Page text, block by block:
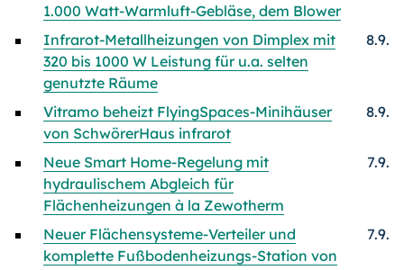
1.000 Watt-Warmluft-Gebläse, dem Blower
Infrarot-Metallheizungen von Dimplex mit
320 bis 1000 W Leistung für u.a. selten
genutzte Räume
8.9.
Vitramo beheizt FlyingSpaces-Minihäuser
von SchwörerHaus infrarot
8.9.
Neue Smart Home-Regelung mit
hydraulischem Abgleich für
Flächenheizungen à la Zewotherm
7.9.
Neuer Flächensysteme-Verteiler und
komplette Fußbodenheizungs-Station von
7.9.